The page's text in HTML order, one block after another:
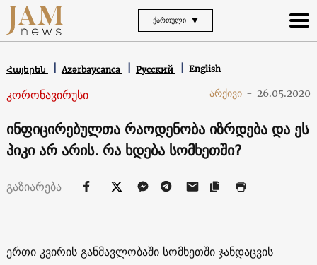
ᲥᲐᲠᲗᲣᲚᲘ
Հայերեն Azərbaycanca Русский English
კორონავირუსი არქივი - 26.05.2020
ინფიცირებულთა რაოდენობა იზრდება და ეს
პიკი არ არის. რა ხდება სომხეთში?
გაზიარება
ერთი კვირის განმავლობაში სომხეთში ჯანდაცვის